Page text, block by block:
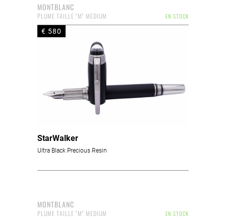
MONTBLANC
EN STOCK
PLUME TAILLE "M" MEDIUM
€ 580
StarWalker
Ultra Black Precious Resin
MONTBLANC
EN STOCK
PLUME TAILLE "M" MEDIUM